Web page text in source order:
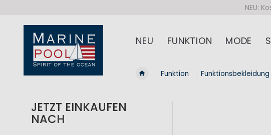
NEU:
NEU FUNKTION MODE
Funktion Funktionsbekleidung
JETZT EINKAUFEN
NACH